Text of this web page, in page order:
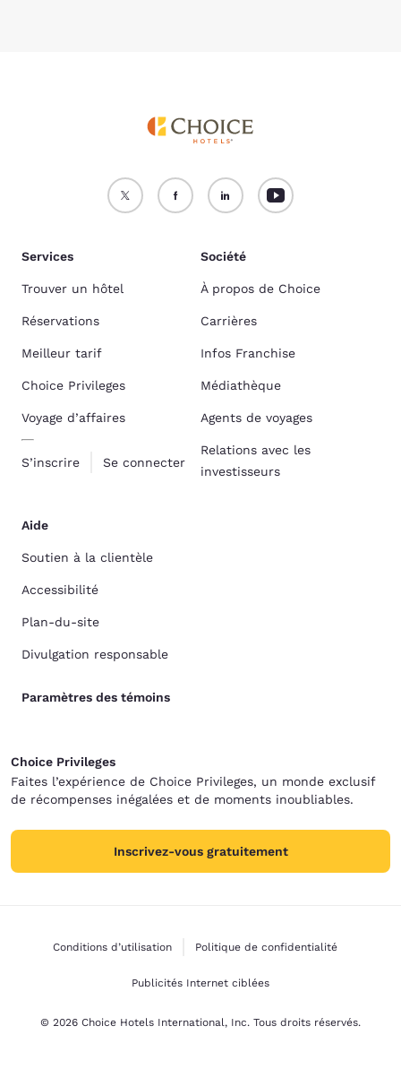
Services
Trouver un hôtel
Réservations
Meilleur tarif
Choice Privileges
Voyage d’affaires
S’inscrire Se connecter
Société
À propos de Choice
Carrières
Infos Franchise
Médiathèque
Agents de voyages
Relations avec les
investisseurs
Aide
Soutien à la clientèle
Accessibilité
Plan-du-site
Divulgation responsable
Paramètres des témoins
Choice Privileges
Faites l’expérience de Choice Privileges, un monde exclusif
de récompenses inégalées et de moments inoubliables.
Inscrivez-vous gratuitement
Conditions d’utilisation Politique de confidentialité
Publicités Internet ciblées
© 2026 Choice Hotels International, Inc. Tous droits réservés.